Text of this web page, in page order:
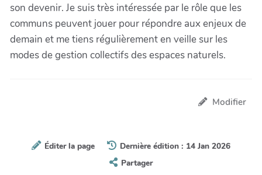
son devenir. Je suis très intéressée par le rôle que les
communs peuvent jouer pour répondre aux enjeux de
demain et me tiens régulièrement en veille sur les
modes de gestion collectifs des espaces naturels.
Modifier
Éditer la page
Dernière édition : 14 Jan 2026
Partager